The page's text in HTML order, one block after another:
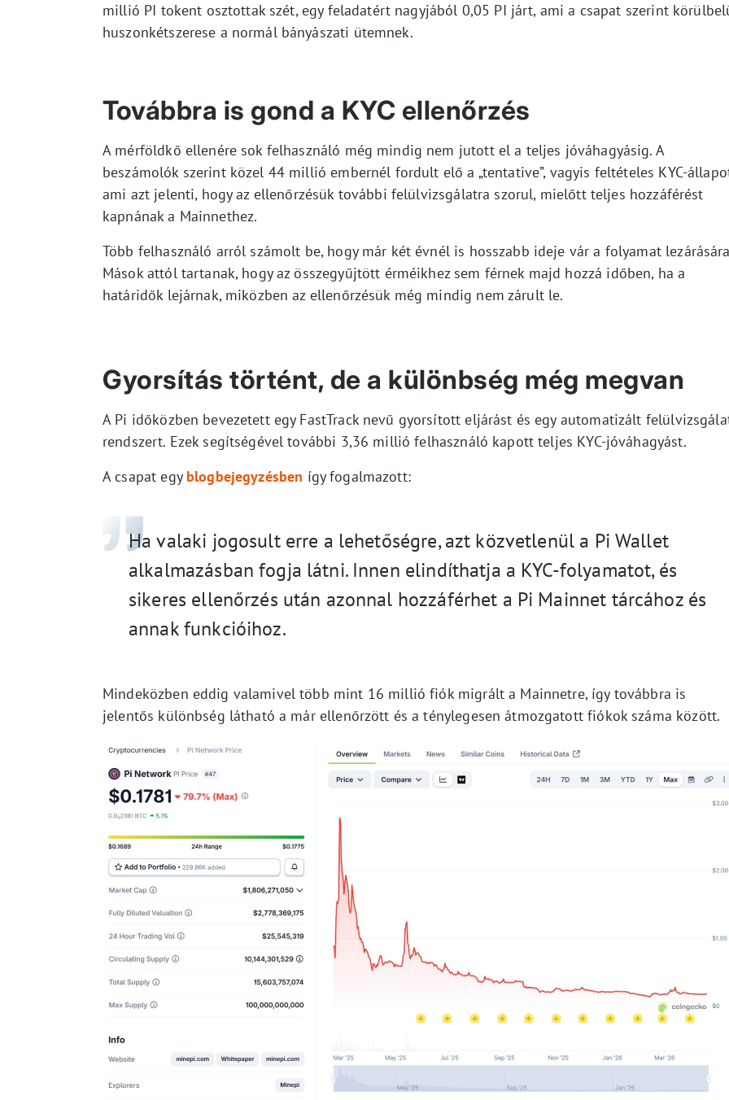
millió PI tokent osztottak szét, egy feladatért nagyjából 0,05 PI járt, ami a csapat szerint
huszonkétszerese a normál bányászati ütemnek.
Továbbra is gond a KYC ellenőrzés
A mérföldkő ellenére sok felhasználó még mindig nem jutott el a teljes jóváhagyásig. A
beszámolók szerint közel 44 millió embernél fordult elő a „tentative”, vagyis feltételes KYC-
ami azt jelenti, hogy az ellenőrzésük további felülvizsgálatra szorul, mielőtt teljes hozzáférést
kapnának a Mainnethez.
Több felhasználó arról számolt be, hogy már két évnél is hosszabb ideje vár a folyamat
Mások attól tartanak, hogy az összegyűjtött érméikhez sem férnek majd hozzá időben, ha a
határidők lejárnak, miközben az ellenőrzésük még mindig nem zárult le.
Gyorsítás történt, de a különbség még megvan
A Pi időközben bevezetett egy FastTrack nevű gyorsított eljárást és egy automatizált
rendszert. Ezek segítségével további 3,36 millió felhasználó kapott teljes KYC-jóváhagyást.
A csapat egy blogbejegyzésben így fogalmazott:
Ha valaki jogosult erre a lehetőségre, azt közvetlenül a Pi Wallet
alkalmazásban fogja látni. Innen elindíthatja a KYC-folyamatot, és
sikeres ellenőrzés után azonnal hozzáférhet a Pi Mainnet tárcához és
annak funkcióihoz.
Mindeközben eddig valamivel több mint 16 millió fiók migrált a Mainnetre, így továbbra is
jelentős különbség látható a már ellenőrzött és a ténylegesen átmozgatott fiókok száma között.